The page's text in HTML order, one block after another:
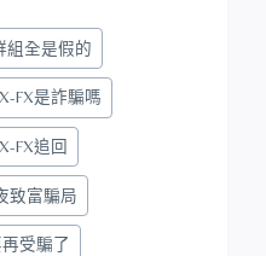
組全是假的
FX是詐騙嗎
FX追回
致富騙局
受騙了